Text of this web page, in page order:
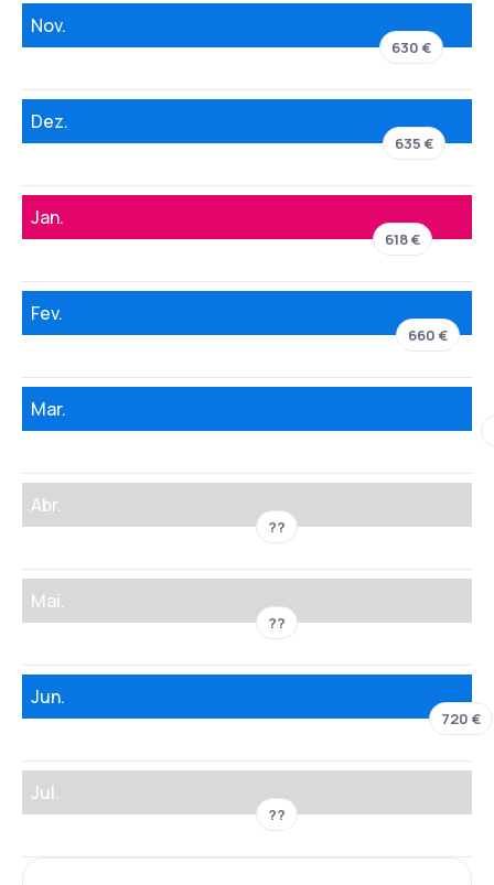
Nov.
630 €
Dez.
635 €
Jan.
618 €
Fev.
660 €
Mar.
Abr.
??
Mai.
??
Jun.
720 €
Jul.
??